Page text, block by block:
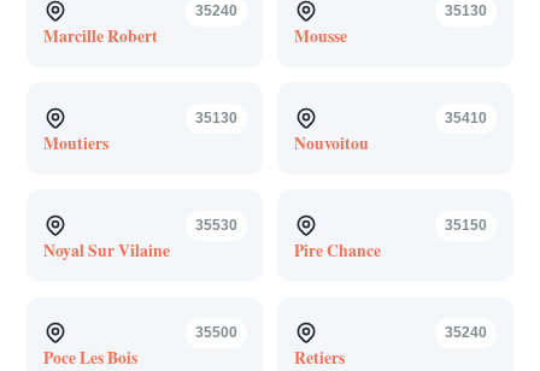
35240
Marcille Robert
35130
Mousse
35130
Moutiers
35410
Nouvoitou
35530
Noyal Sur Vilaine
35150
Pire Chance
35500
Poce Les Bois
35240
Retiers